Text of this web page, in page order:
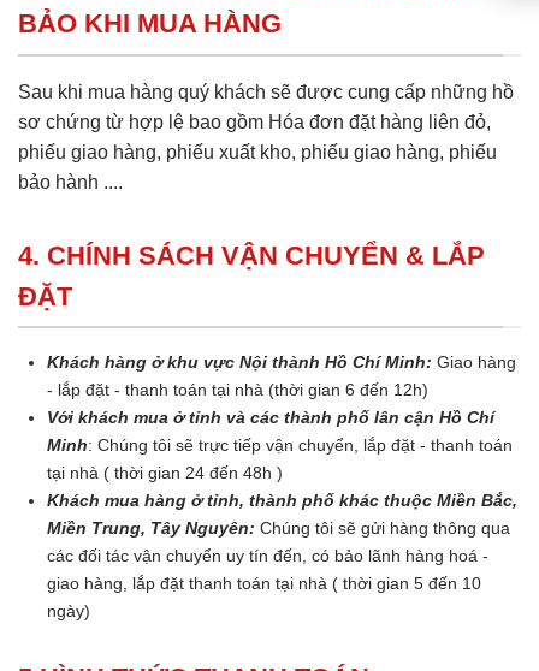
BẢO KHI MUA HÀNG
Sau khi mua hàng quý khách sẽ được cung cấp những hồ
sơ chứng từ hợp lệ bao gồm Hóa đơn đặt hàng liên đỏ,
phiếu giao hàng, phiếu xuất kho, phiếu giao hàng, phiếu
bảo hành ....
4. CHÍNH SÁCH VẬN CHUYỂN & LẮP
ĐẶT
Khách hàng ở khu vực Nội thành Hồ Chí Minh: Giao hàng
- lắp đặt - thanh toán tại nhà (thời gian 6 đến 12h)
Với khách mua ở tỉnh và các thành phố lân cận Hồ Chí
Minh: Chúng tôi sẽ trực tiếp vận chuyển, lắp đặt - thanh toán
tại nhà ( thời gian 24 đến 48h )
Khách mua hàng ở tỉnh, thành phố khác thuộc Miền Bắc,
Miền Trung, Tây Nguyên: Chúng tôi sẽ gửi hàng thông qua
các đối tác vận chuyển uy tín đến, có bảo lãnh hàng hoá -
giao hàng, lắp đặt thanh toán tại nhà ( thời gian 5 đến 10
ngày)